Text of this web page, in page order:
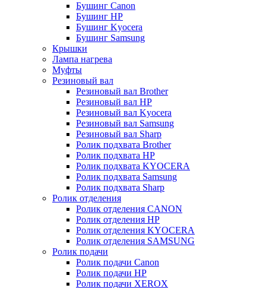
Бушинг Canon
Бушинг HP
Бушинг Kyocera
Бушинг Samsung
Крышки
Лампа нагрева
Муфты
Резиновый вал
Резиновый вал Brother
Резиновый вал HP
Резиновый вал Kyocera
Резиновый вал Samsung
Резиновый вал Sharp
Ролик подхвата Brother
Ролик подхвата HP
Ролик подхвата KYOCERA
Ролик подхвата Samsung
Ролик подхвата Sharp
Ролик отделения
Ролик отделения CANON
Ролик отделения HP
Ролик отделения KYOCERA
Ролик отделения SAMSUNG
Ролик подачи
Ролик подачи Canon
Ролик подачи HP
Ролик подачи XEROX